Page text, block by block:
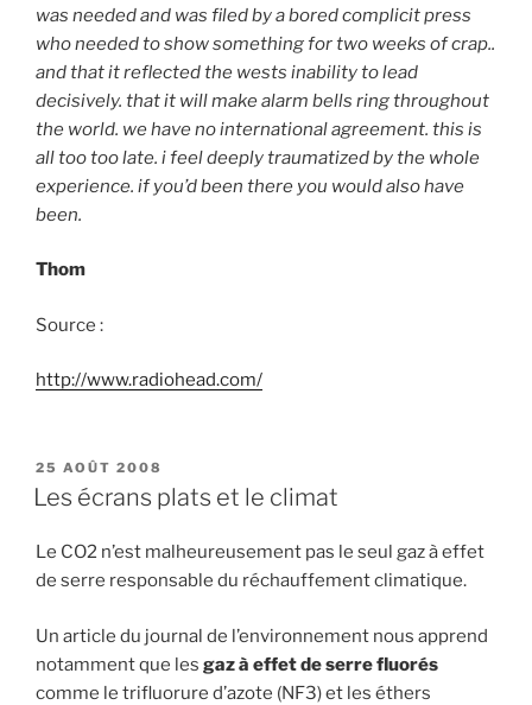
was needed and was filed by a bored complicit press
who needed to show something for two weeks of crap..
and that it reflected the wests inability to lead
decisively. that it will make alarm bells ring throughout
the world. we have no international agreement. this is
all too too late. i feel deeply traumatized by the whole
experience. if you’d been there you would also have
been.
Thom
Source :
http://www.radiohead.com/
PUBLIÉ
LE
25 AOÛT 2008
Les écrans plats et le climat
Le CO2 n’est malheureusement pas le seul gaz à effet
de serre responsable du réchauffement climatique.
Un article du journal de l’environnement nous apprend
notamment que les gaz à effet de serre fluorés
comme le trifluorure d’azote (NF3) et les éthers